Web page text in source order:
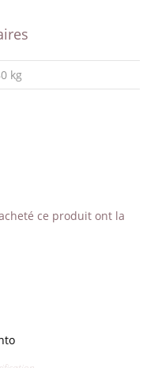
kg
ce produit ont la